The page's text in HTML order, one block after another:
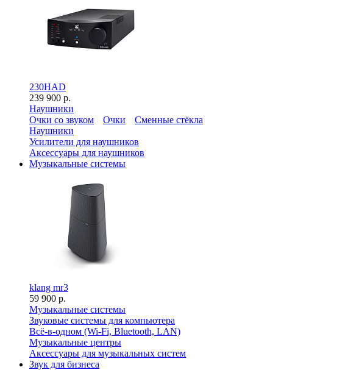
230HAD
239 900 р.
Наушники
Очки со звуком
Очки
Сменные стёкла
Наушники
Усилители для наушников
Аксессуары для наушников
Музыкальные системы
klang mr3
59 900 р.
Музыкальные системы
Звуковые системы для компьютера
Всё-в-одном (Wi-Fi, Bluetooth, LAN)
Музыкальные центры
Аксессуары для музыкальных систем
Звук для бизнеса